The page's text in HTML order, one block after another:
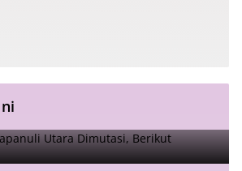
Utara Dimutasi, Berikut